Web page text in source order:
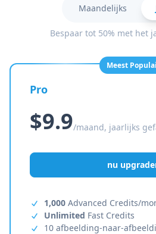
Maandelijks
Bespaar tot 50% met het
Meest
Pro
$9.9/maand, jaarlijks
nu
1,000 Advanced Credits/
Unlimited Fast Credits
10 afbeelding-naar-